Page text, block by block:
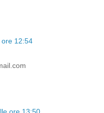
12:54